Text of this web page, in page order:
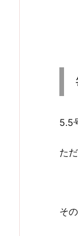
5.5
た
そ